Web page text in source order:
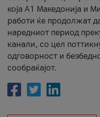
која A1 Македонија и
работи ќе продолжат
наредниот период
канали, со цел
одговорност и
сообраќајот.